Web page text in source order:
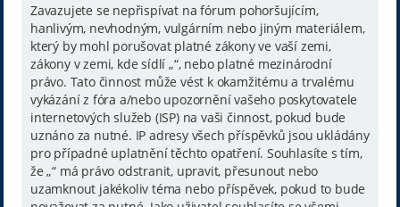
Zavazujete se nepřispívat na fórum pohoršujícím,
hanlivým, nevhodným, vulgárním nebo jiným materiálem,
který by mohl porušovat platné zákony ve vaší zemi,
zákony v zemi, kde sídlí „“, nebo platné mezinárodní
právo. Tato činnost může vést k okamžitému a trvalému
vykázání z fóra a/nebo upozornění vašeho poskytovatele
internetových služeb (ISP) na vaši činnost, pokud bude
uznáno za nutné. IP adresy všech příspěvků jsou ukládány
pro případné uplatnění těchto opatření. Souhlasíte s tím,
že „“ má právo odstranit, upravit, přesunout nebo
uzamknout jakékoliv téma nebo příspěvek, pokud to bude